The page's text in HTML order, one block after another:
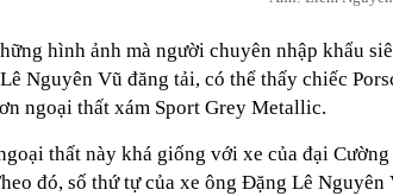
hình ảnh mà người chuyên nhập khẩu
Nguyên Vũ đăng tải, có thể thấy chiếc
ngoại thất xám Sport Grey Metallic.
thất này khá giống với xe của đại
đó, số thứ tự của xe ông Đặng Lê